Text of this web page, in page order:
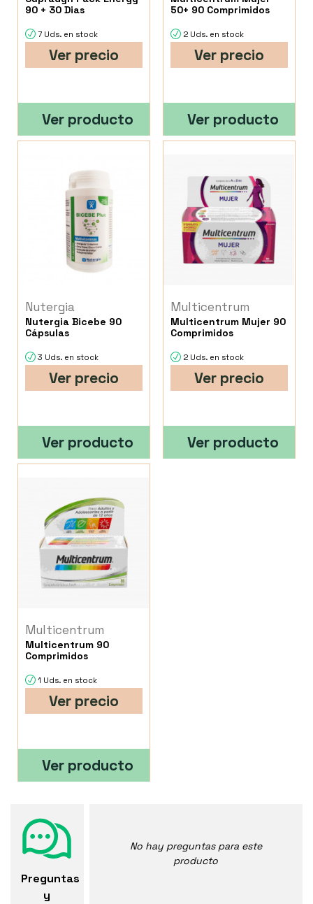
90 + 30 Dias
7 Uds. en stock
Ver precio
Ver producto
50+ 90 Comprimidos
2 Uds. en stock
Ver precio
Ver producto
Nutergia
Nutergia Bicebe 90
Cápsulas
3 Uds. en stock
Ver precio
Ver producto
Multicentrum
Multicentrum Mujer 90
Comprimidos
2 Uds. en stock
Ver precio
Ver producto
Multicentrum
Multicentrum 90
Comprimidos
1 Uds. en stock
Ver precio
Ver producto
Preguntas
y
No hay preguntas para este
producto